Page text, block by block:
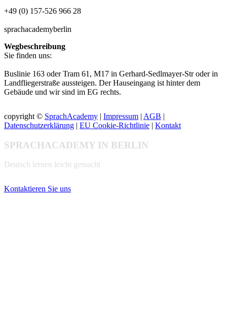
+49 (0) 157-526 966 28
sprachacademyberlin
Wegbeschreibung
Sie finden uns:
Buslinie 163 oder Tram 61, M17 in Gerhard-Sedlmayer-Str oder in
Landfliegerstraße aussteigen. Der Hauseingang ist hinter dem
Gebäude und wir sind im EG rechts.
copyright © SprachAcademy | Impressum | AGB |
Datenschutzerklärung | EU Cookie-Richtlinie | Kontakt
SPRACHACADEMY IN BERLIN
Deutsch lernen leicht gemacht
Kontaktieren Sie uns